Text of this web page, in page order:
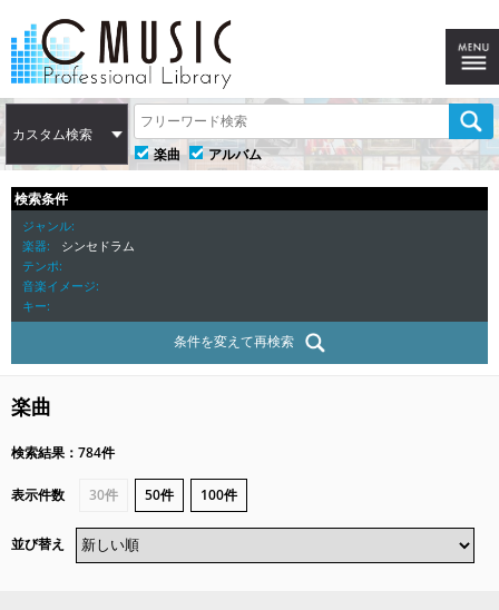
カスタム検索
楽曲
アルバム
検索条件
ジャンル
楽器
シンセドラム
テンポ
音楽イメージ
キー
条件を変えて再検索
楽曲
検索結果：784件
表示件数 30件 50件 100件
並び替え